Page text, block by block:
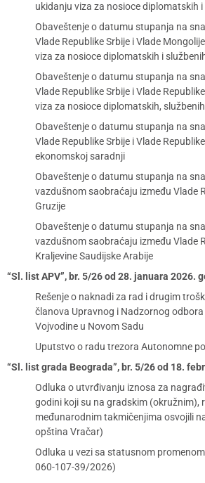
ukidanju viza za nosioce diplomatskih
Obaveštenje o datumu stupanja na
Vlade Republike Srbije i Vlade
viza za nosioce diplomatskih i
Obaveštenje o datumu stupanja na
Vlade Republike Srbije i Vlade
viza za nosioce diplomatskih,
Obaveštenje o datumu stupanja na
Vlade Republike Srbije i Vlade
ekonomskoj saradnji
Obaveštenje o datumu stupanja na
vazdušnom saobraćaju između Vlade
Gruzije
Obaveštenje o datumu stupanja na
vazdušnom saobraćaju između Vlade
Kraljevine Saudijske Arabije
“Sl. list APV”, br. 5/26 od 28. januara 2026.
Rešenje o naknadi za rad i drugim
članova Upravnog i Nadzornog
Vojvodine u Novom Sadu
Uputstvo o radu trezora Autonomne
“Sl. list grada Beograda”, br. 5/26 od 18.
Odluka o utvrđivanju iznosa za
godini koji su na gradskim (okružnim),
međunarodnim takmičenjima osvojili
opština Vračar)
Odluka u vezi sa statusnom
060-107-39/2026)